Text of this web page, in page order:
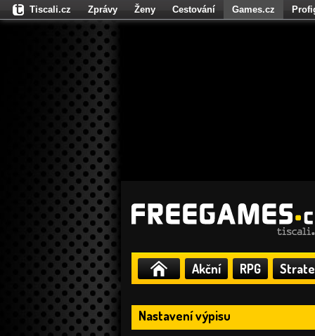
Akční RPG
Nastavení výpisu
Tiscali.cz Zprávy Ženy Cestování Games.cz
Fights.cz